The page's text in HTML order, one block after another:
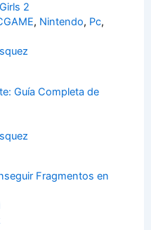
2
, Nintendo, Pc,
Guía Completa de
Fragmentos en